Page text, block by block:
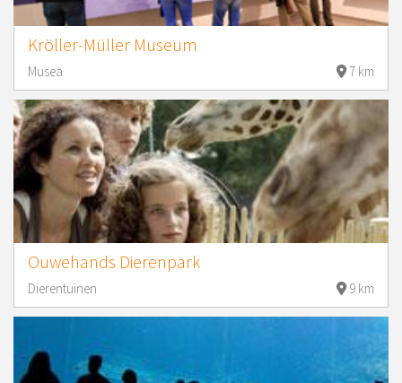
Kröller-Müller Museum
Musea 7 km
Ouwehands Dierenpark
Dierentuinen 9 km